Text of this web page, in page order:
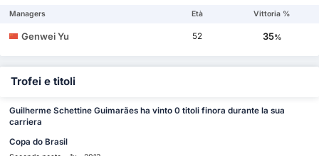
Managers Età Vittoria %
Genwei Yu 52 35%
Trofei e titoli
Guilherme Schettine Guimarães ha vinto 0 titoli finora durante la sua
carriera
Copa do Brasil